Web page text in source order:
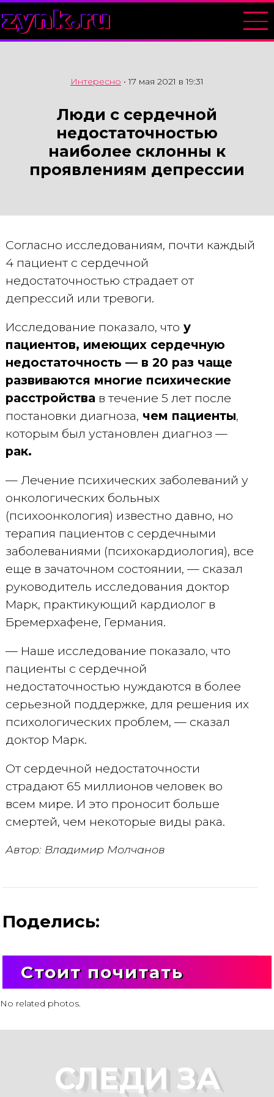
zynk.ru
Интересно •17 мая 2021 в 19:31
Люди с сердечной
недостаточностью
наиболее склонны к
проявлениям депрессии
Согласно исследованиям, почти каждый
4 пациент с сердечной
недостаточностью страдает от
депрессий или тревоги.
Исследование показало, что у
пациентов, имеющих сердечную
недостаточность — в 20 раз чаще
развиваются многие психические
расстройствав течение 5 лет после
постановки диагноза, чем пациенты,
которым был установлен диагноз —
рак.
— Лечение психических заболеваний у
онкологических больных
(психоонкология) известно давно, но
терапия пациентов с сердечными
заболеваниями (психокардиология), все
еще в зачаточном состоянии, — сказал
руководитель исследования доктор
Марк, практикующий кардиолог в
Бремерхафене, Германия.
— Наше исследование показало, что
пациенты с сердечной
недостаточностью нуждаются в более
серьезной поддержке, для решения их
психологических проблем, — сказал
доктор Марк.
От сердечной недостаточности
страдают 65 миллионов человек во
всем мире. И это проносит больше
смертей, чем некоторые виды рака.
Автор: Владимир Молчанов
Поделись:
Стоит почитать
No related photos.
СЛЕДИ ЗА